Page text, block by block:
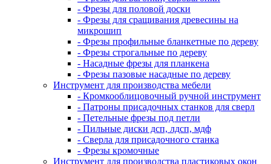
- Фрезы для половой доски
- Фрезы для сращивания древесины на
микрошип
- Фрезы профильные бланкетные по дереву
- Фрезы строгальные по дереву
- Насадные фрезы для планкена
- Фрезы пазовые насадные по дереву
Инструмент для производства мебели
- Кромкооблицовочный ручной инструмент
- Патроны присадочных станков для сверл
- Петельные фрезы под петли
- Пильные диски дсп, лдсп, мдф
- Сверла для присадочного станка
- Фрезы кромочные
Инструмент для производства пластиковых окон